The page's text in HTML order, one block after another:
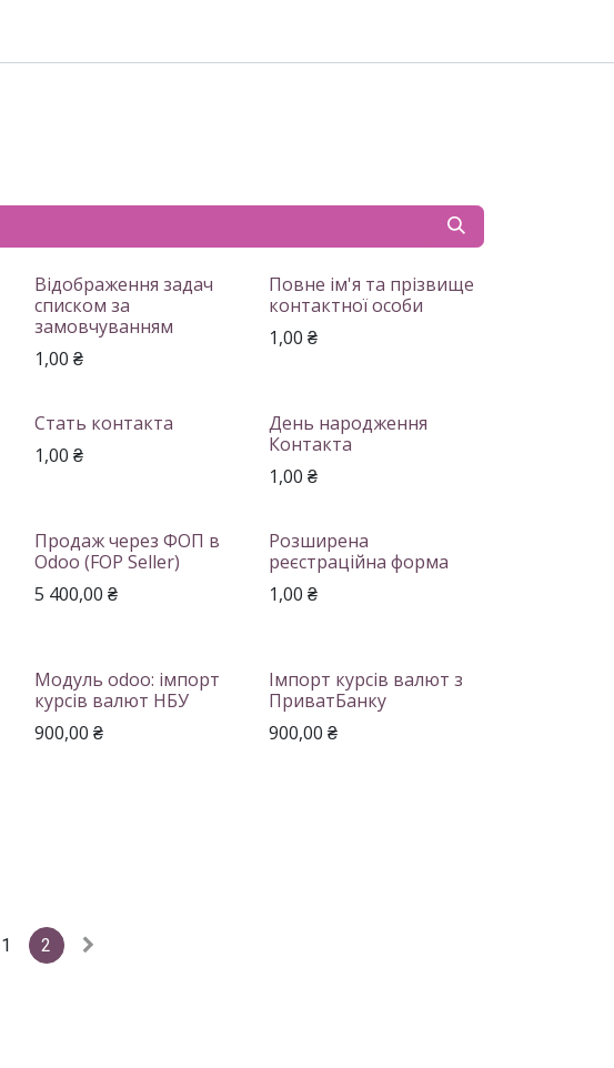
Відображення задач
списком за
замовчуванням
1,00 ₴
Повне ім'я та прізвище
контактної особи
1,00 ₴
Стать контакта
1,00 ₴
День народження
Контакта
1,00 ₴
Продаж через ФОП в
Odoo (FOP Seller)
5 400,00 ₴
Розширена
реєстраційна форма
1,00 ₴
Модуль odoo: імпорт
курсів валют НБУ
900,00 ₴
Імпорт курсів валют з
ПриватБанку
900,00 ₴
1 2